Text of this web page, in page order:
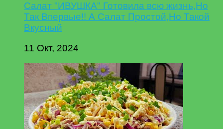
Салат "ИВУШКА" Готовила всю жизнь,Но
Так Впервые!! А Салат Простой,Но Такой
Вкусный
11 Окт, 2024